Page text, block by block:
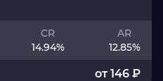
CR
14.94%
AR
12.85%
от 146 ₽